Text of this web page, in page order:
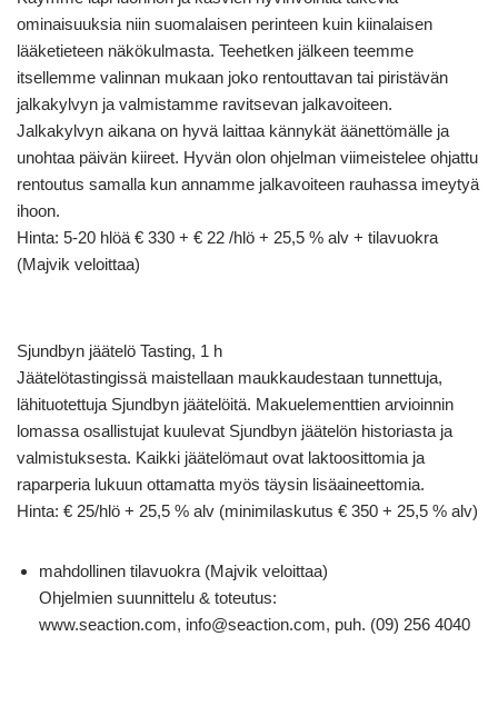
ominaisuuksia niin suomalaisen perinteen kuin kiinalaisen
lääketieteen näkökulmasta. Teehetken jälkeen teemme
itsellemme valinnan mukaan joko rentouttavan tai piristävän
jalkakylvyn ja valmistamme ravitsevan jalkavoiteen.
Jalkakylvyn aikana on hyvä laittaa kännykät äänettömälle ja
unohtaa päivän kiireet. Hyvän olon ohjelman viimeistelee ohjattu
rentoutus samalla kun annamme jalkavoiteen rauhassa imeytyä
ihoon.
Hinta: 5-20 hlöä € 330 + € 22 /hlö + 25,5 % alv + tilavuokra
(Majvik veloittaa)
Sjundbyn jäätelö Tasting, 1 h
Jäätelötastingissä maistellaan maukkaudestaan tunnettuja,
lähituotettuja Sjundbyn jäätelöitä. Makuelementtien arvioinnin
lomassa osallistujat kuulevat Sjundbyn jäätelön historiasta ja
valmistuksesta. Kaikki jäätelömaut ovat laktoosittomia ja
raparperia lukuun ottamatta myös täysin lisäaineettomia.
Hinta: € 25/hlö + 25,5 % alv (minimilaskutus € 350 + 25,5 % alv)
mahdollinen tilavuokra (Majvik veloittaa)
Ohjelmien suunnittelu & toteutus:
www.seaction.com, info@seaction.com, puh. (09) 256 4040